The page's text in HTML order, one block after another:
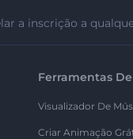
a inscrição a
Ferramentas
Visualizador De
Criar Animação